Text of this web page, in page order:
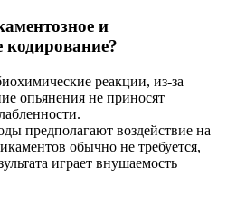
и
кодирование?
реакции, из-за
опьянения не приносят
предполагают воздействие на
обычно не требуется,
играет внушаемость